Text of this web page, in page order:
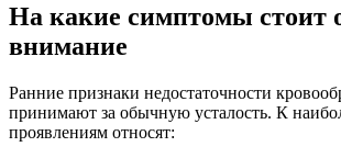
На какие симптомы стоит
внимание
Ранние признаки недостаточности
принимают за обычную усталость. К
проявлениям относят: